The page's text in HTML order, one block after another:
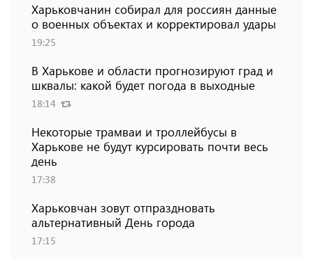
Харьковчанин собирал для россиян данные
о военных объектах и ​​корректировал удары
19:25
В Харькове и области прогнозируют град и
шквалы: какой будет погода в выходные
18:14
Некоторые трамваи и троллейбусы в
Харькове не будут курсировать почти весь
день
17:38
Харьковчан зовут отпраздновать
альтернативный День города
17:15